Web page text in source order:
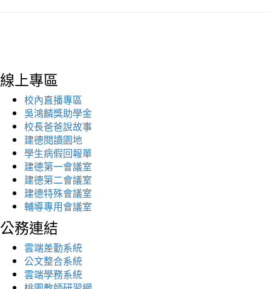
線上專區
校內直播專區
吳鴻麟獎助學金
校長爸爸說故事
建德閱讀園地
學生病假回報單
建德第一會議室
建德第二會議室
建德特殊會議室
輔導專用會議室
公務連結
雲端差勤系統
公文整合系統
雲端學務系統